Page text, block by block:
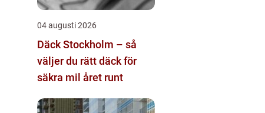
04 augusti 2026
Däck Stockholm – så
väljer du rätt däck för
säkra mil året runt